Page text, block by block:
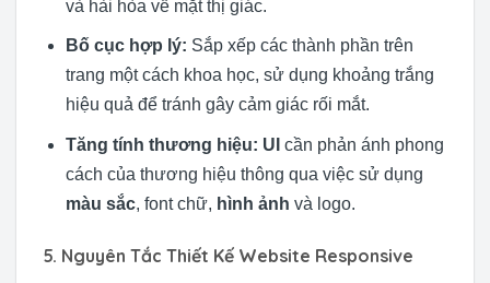
và hài hòa về mặt thị giác.
Bố cục hợp lý: Sắp xếp các thành phần trên
trang một cách khoa học, sử dụng khoảng trắng
hiệu quả để tránh gây cảm giác rối mắt.
Tăng tính thương hiệu: UI cần phản ánh phong
cách của thương hiệu thông qua việc sử dụng
màu sắc, font chữ, hình ảnh và logo.
5. Nguyên Tắc Thiết Kế Website Responsive